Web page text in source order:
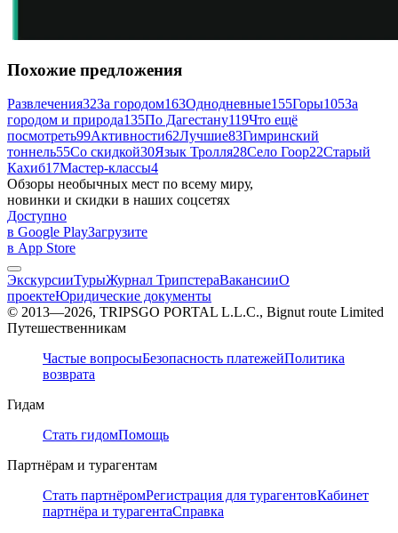
Похожие предложения
Развлечения32За городом163Однодневные155Горы105За
городом и природа135По Дагестану119Что ещё
посмотреть99Активности62Лучшие83Гимринский
тоннель55Со скидкой30Язык Тролля28Село Гоор22Старый
Кахиб17Мастер-классы4
Обзоры необычных мест по всему миру,
новинки и скидки в наших соцсетях
Доступно
в Google PlayЗагрузите
в App Store
ЭкскурсииТурыЖурнал ТрипстераВакансииО
проектеЮридические документы
© 2013—2026, TRIPSGO PORTAL L.L.C., Bignut route Limited
Путешественникам
Частые вопросыБезопасность платежейПолитика
возврата
Гидам
Стать гидомПомощь
Партнёрам и турагентам
Стать партнёромРегистрация для турагентовКабинет
партнёра и турагентаСправка